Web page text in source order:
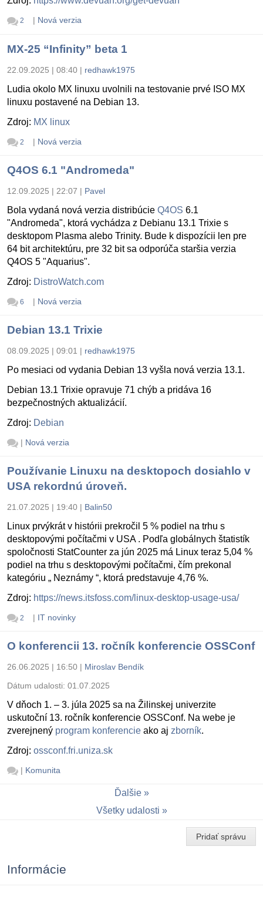
2 | Nová verzia
MX-25 “Infinity” beta 1
22.09.2025 | 08:40 | redhawk1975
Ludia okolo MX linuxu uvolnili na testovanie prvé ISO MX
linuxu postavené na Debian 13.
Zdroj: MX linux
2 | Nová verzia
Q4OS 6.1 "Andromeda"
12.09.2025 | 22:07 | Pavel
Bola vydaná nová verzia distribúcie Q4OS 6.1
"Andromeda", ktorá vychádza z Debianu 13.1 Trixie s
desktopom Plasma alebo Trinity. Bude k dispozícii len pre
64 bit architektúru, pre 32 bit sa odporúča staršia verzia
Q4OS 5 "Aquarius".
Zdroj: DistroWatch.com
6 | Nová verzia
Debian 13.1 Trixie
08.09.2025 | 09:01 | redhawk1975
Po mesiaci od vydania Debian 13 vyšla nová verzia 13.1.
Debian 13.1 Trixie opravuje 71 chýb a pridáva 16
bezpečnostných aktualizácií.
Zdroj: Debian
| Nová verzia
Používanie Linuxu na desktopoch dosiahlo v
USA rekordnú úroveň.
21.07.2025 | 19:40 | Balin50
Linux prvýkrát v histórii prekročil 5 % podiel na trhu s
desktopovými počítačmi v USA . Podľa globálnych štatistík
spoločnosti StatCounter za jún 2025 má Linux teraz 5,04 %
podiel na trhu s desktopovými počítačmi, čím prekonal
kategóriu „ Neznámy “, ktorá predstavuje 4,76 %.
Zdroj: https://news.itsfoss.com/linux-desktop-usage-usa/
2 | IT novinky
O konferencii 13. ročník konferencie OSSConf
26.06.2025 | 16:50 | Miroslav Bendík
Dátum udalosti: 01.07.2025
V dňoch 1. – 3. júla 2025 sa na Žilinskej univerzite
uskutoční 13. ročník konferencie OSSConf. Na webe je
zverejnený program konferencie ako aj zborník.
Zdroj: ossconf.fri.uniza.sk
| Komunita
Ďalšie
Všetky udalosti
Pridať správu
Informácie